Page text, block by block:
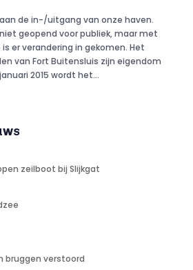
de in-/uitgang van onze haven.
geopend voor publiek, maar met
is er verandering in gekomen. Het
van Fort Buitensluis zijn eigendom
2015 wordt het...
zeilboot bij Slijkgat
bruggen verstoord